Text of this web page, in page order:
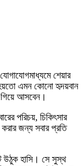
শেয়ার
এমন কোনো হৃদয়বান
আসবেন।
পরিচয়, চিকিৎসার
জন্য সবার প্রতি
উঠুক হাসি। সে সুস্থ